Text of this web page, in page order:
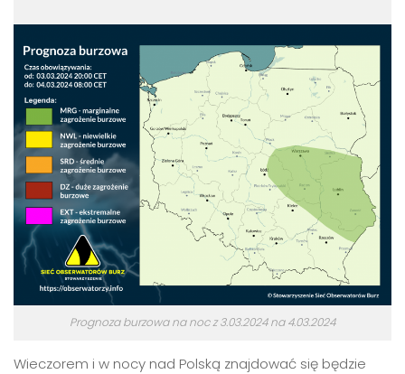
Prognoza burzowa na noc z 3.03.2024 na 4.03.2024
Wieczorem i w nocy nad Polską znajdować się będzie